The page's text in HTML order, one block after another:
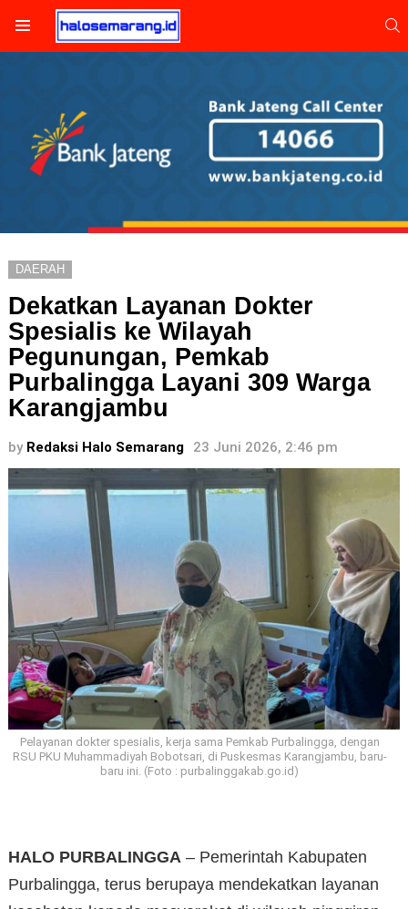
DAERAH
Dekatkan Layanan Dokter
Spesialis ke Wilayah
Pegunungan, Pemkab
Purbalingga Layani 309 Warga
Karangjambu
by Redaksi Halo Semarang 23 Juni 2026, 2:46 pm
Pelayanan dokter spesialis, kerja sama Pemkab Purbalingga, dengan
RSU PKU Muhammadiyah Bobotsari, di Puskesmas Karangjambu, baru-
baru ini. (Foto : purbalinggakab.go.id)
HALO PURBALINGGA – Pemerintah Kabupaten
Purbalingga, terus berupaya mendekatkan layanan